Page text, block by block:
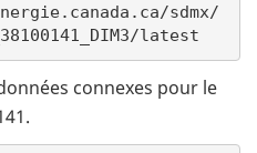
sdmx/
latest
connexes pour le